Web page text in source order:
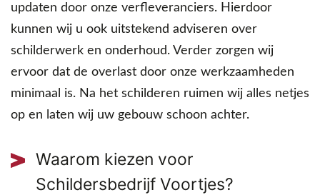
updaten door onze verfleveranciers. Hierdoor
kunnen wij u ook uitstekend adviseren over
schilderwerk en onderhoud. Verder zorgen wij
ervoor dat de overlast door onze werkzaamheden
minimaal is. Na het schilderen ruimen wij alles netjes
op en laten wij uw gebouw schoon achter.
Waarom kiezen voor
Schildersbedrijf Voortjes?